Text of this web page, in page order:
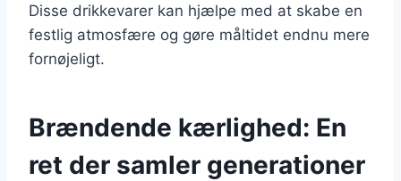
Disse drikkevarer kan hjælpe med at skabe en
festlig atmosfære og gøre måltidet endnu mere
fornøjeligt.
Brændende kærlighed: En
ret der samler generationer